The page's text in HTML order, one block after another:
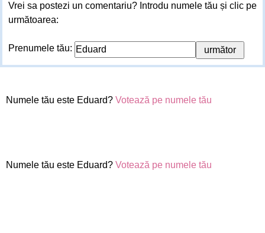
Vrei sa postezi un comentariu? Introdu numele tău și clic pe
următoarea:
Prenumele tău:
Numele tău este Eduard? Votează pe numele tău
Numele tău este Eduard? Votează pe numele tău